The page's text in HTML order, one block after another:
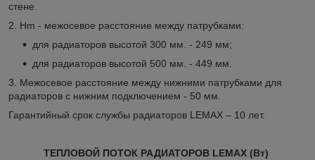
стене.
2. Hm - межосевое расстояние между патрубками:
для радиаторов высотой 300 мм. - 249 мм;
для радиаторов высотой 500 мм. - 449 мм.
3. Межосевое расстояние между нижними патрубками для
радиаторов с нижним подключением - 50 мм.
Гарантийный срок службы радиаторов LEMAX – 10 лет.
ТЕПЛОВОЙ ПОТОК РАДИАТОРОВ LEMAX (Вт)